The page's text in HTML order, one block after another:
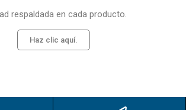
respaldada en cada producto.
Haz clic aquí.